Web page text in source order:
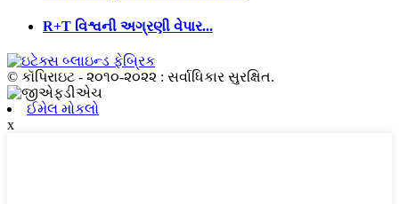
R+T વિશ્વની અગ્રણી વેપાર...
© કૉપિરાઇટ - ૨૦૧૦-૨૦૨૨ : સર્વાધિકાર સુરક્ષિત.
ઈમેલ મોકલો
x